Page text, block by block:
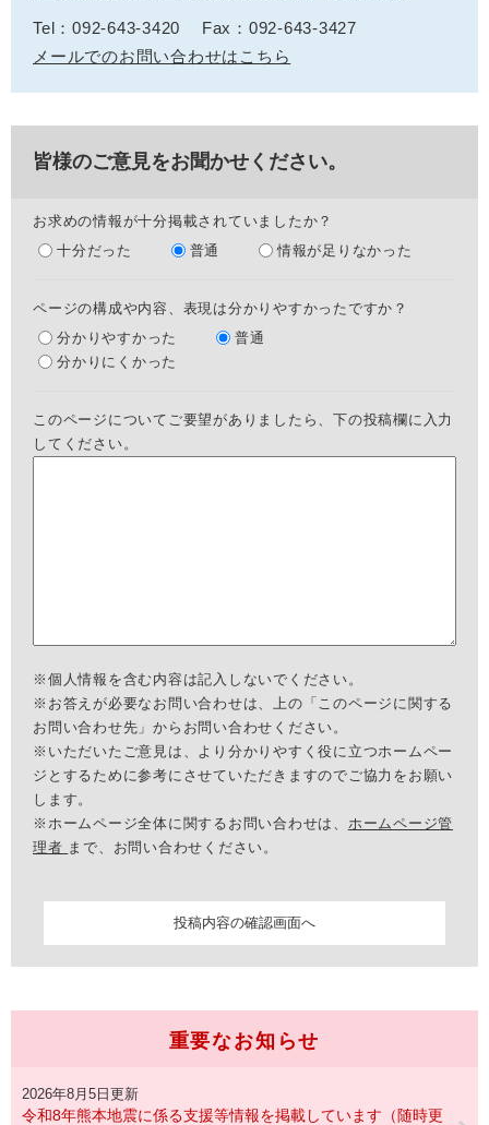
Tel：092-643-3420
Fax：092-643-3427
メールでのお問い合わせはこちら
皆様のご意見をお聞かせください。
お求めの情報が十分掲載されていましたか？
十分だった
普通 情報が足りなかった
ページの構成や内容、表現は分かりやすかったですか？
分かりやすかった
普通
分かりにくかった
このページについてご要望がありましたら、下の投稿欄に入力
してください。
※個人情報を含む内容は記入しないでください。
※お答えが必要なお問い合わせは、上の「このページに関する
お問い合わせ先」からお問い合わせください。
※いただいたご意見は、より分かりやすく役に立つホームペー
ジとするために参考にさせていただきますのでご協力をお願い
します。
※ホームページ全体に関するお問い合わせは、 ホームページ管
理者 まで、お問い合わせください。
重要なお知らせ
2026年8月5日更新
令和8年熊本地震に係る支援等情報を掲載しています（随時更